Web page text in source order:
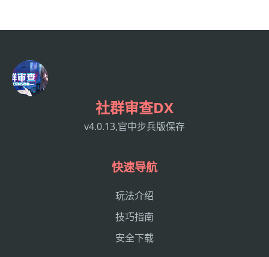
社群审查DX
v4.0.13,官中步兵版保存
快速导航
玩法介绍
技巧指南
安全下载